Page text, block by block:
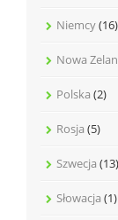
Niemcy(16)
Nowa
Polska (2)
Rosja (5)
Szwecja (13)
Słowacja (1)